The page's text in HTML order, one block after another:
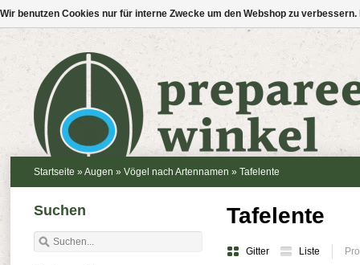
Startseite » Augen » Vögel nach Artennamen » Tafelente
Tafelente
Gitter Liste
Suchen
Wir benutzen Cookies nur für interne Zwecke um den Webshop zu